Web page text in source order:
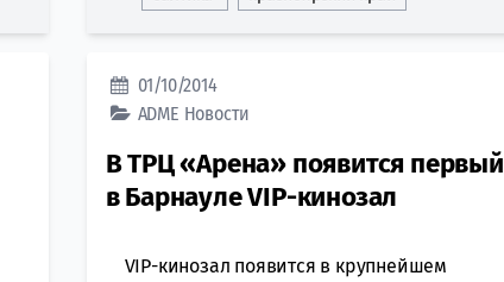
01/10/2014
ADME Новости
В ТРЦ «Арена» появится первый
в Барнауле VIP-кинозал
VIP-кинозал появится в крупнейшем